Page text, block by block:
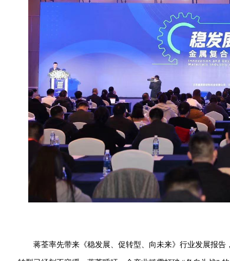
蒋荃率先带来《稳发展、促转型、向未来》行业发展报